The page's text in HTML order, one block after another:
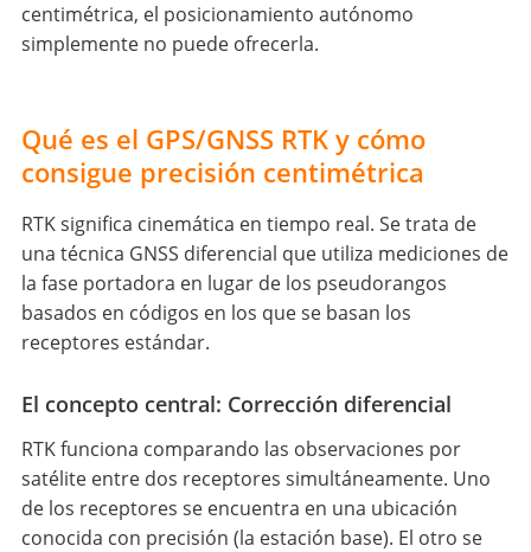
centimétrica, el posicionamiento autónomo
simplemente no puede ofrecerla.
Qué es el GPS/GNSS RTK y cómo
consigue precisión centimétrica
RTK significa cinemática en tiempo real. Se trata de
una técnica GNSS diferencial que utiliza mediciones de
la fase portadora en lugar de los pseudorangos
basados en códigos en los que se basan los
receptores estándar.
El concepto central: Corrección diferencial
RTK funciona comparando las observaciones por
satélite entre dos receptores simultáneamente. Uno
de los receptores se encuentra en una ubicación
conocida con precisión (la estación base). El otro se